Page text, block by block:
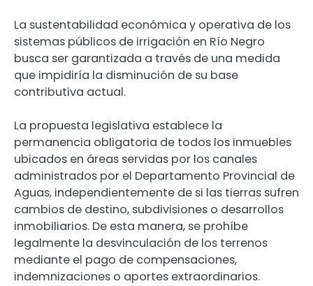
La sustentabilidad económica y operativa de los
sistemas públicos de irrigación en Río Negro
busca ser garantizada a través de una medida
que impidiría la disminución de su base
contributiva actual.
La propuesta legislativa establece la
permanencia obligatoria de todos los inmuebles
ubicados en áreas servidas por los canales
administrados por el Departamento Provincial de
Aguas, independientemente de si las tierras sufren
cambios de destino, subdivisiones o desarrollos
inmobiliarios. De esta manera, se prohíbe
legalmente la desvinculación de los terrenos
mediante el pago de compensaciones,
indemnizaciones o aportes extraordinarios.